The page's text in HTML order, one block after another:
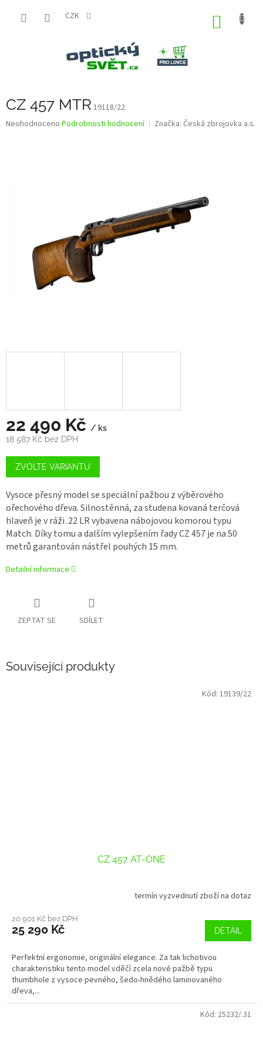
CZK
CZ 457 MTR 19118/22
Průměrné
Neohodnoceno Podrobnosti hodnocení Značka: Česká zbrojovka a.s.
22 490 Kč / ks
18 587 Kč bez DPH
Měrná
cena:
ZVOLTE VARIANTU
Vysoce přesný model se speciální pažbou z výběrového
ořechového dřeva. Silnostěnná, za studena kovaná terčová
hlaveň je v ráži .22 LR vybavena nábojovou komorou typu
Match. Díky tomu a dalším vylepšením řady CZ 457 je na 50
metrů garantován nástřel pouhých 15 mm.
Detailní informace
ZEPTAT SE SDÍLET
Související produkty
CZ 457 AT-ONE
termín vyzvednutí zboží na dotaz
20 901 Kč bez DPH
25 290 Kč DETAIL
Perfektní ergonomie, originální elegance. Za tak lichotivou
charakteristiku tento model vděčí zcela nové pažbě typu
thumbhole z vysoce pevného, šedo-hnědého laminovaného
dřeva,...
Kód: 19139/22
Kód: 25232/.31